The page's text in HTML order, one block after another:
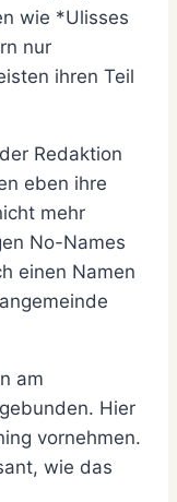
wie *Ulisses
nur
ihren Teil
Redaktion
eben ihre
mehr
No-Names
einen Namen
am
Hier
vornehmen.
wie das